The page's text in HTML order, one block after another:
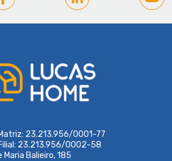
23.213.956/0001-77
23.213.956/0002-58
Maria Balieiro, 185